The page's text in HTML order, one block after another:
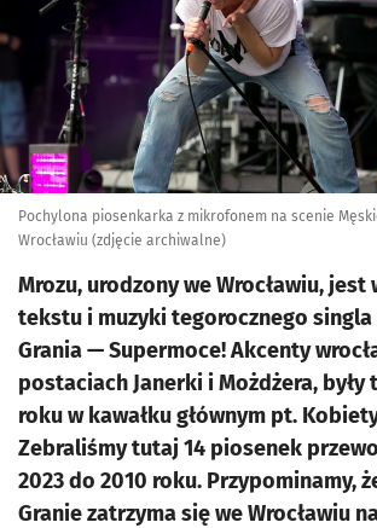
Pochylona piosenkarka z mikrofonem na scenie
Wrocławiu (zdjęcie archiwalne)
Mrozu, urodzony we Wrocławiu, jest
tekstu i muzyki tegorocznego singla
Grania — Supermoce! Akcenty
postaciach Janerki i Możdżera, były
roku w kawałku głównym pt.
Zebraliśmy tutaj 14 piosenek
2023 do 2010 roku. Przypominamy,
Granie zatrzyma się we Wrocławiu